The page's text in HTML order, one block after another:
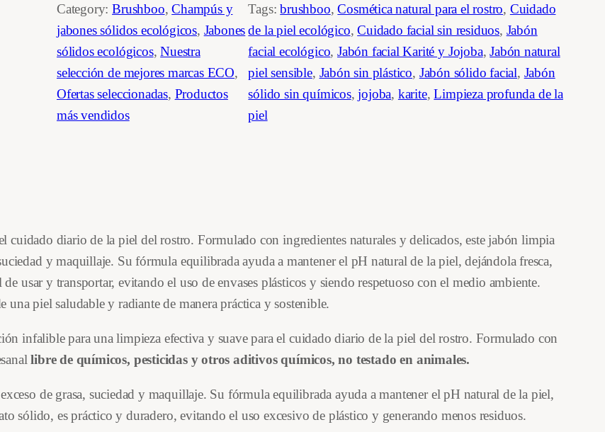
o
o
r
i
a
l
r
a
:
o
a
c
e
s
5
5
l
i
d
o
d
a
a
r
t
é
Category:Brushboo, Champús y
jabones sólidos ecológicos, Jabones
sólidos ecológicos, Nuestra
selección de mejores marcas ECO
Ofertas seleccionadas, Productos
más vendidos
Tags:brushboo, Cosmética natural para el rostro, Cuidado
de la piel ecológico, Cuidado facial sin residuos, Jabón
facial ecológico, Jabón facial Karité y Jojoba, Jabón natural
piel sensible, Jabón sin plástico, Jabón sólido facial, Jabón
sólido sin químicos, jojoba, karite, Limpieza profunda de la
piel
cuidado diario de la piel del rostro. Formulado con ingredientes naturales y delicados, este jabón limpia
y maquillaje. Su fórmula equilibrada ayuda a mantener el pH natural de la piel, dejándola fresca,
usar y transportar, evitando el uso de envases plásticos y siendo respetuoso con el medio ambiente.
piel saludable y radiante de manera práctica y sostenible.
infalible para una limpieza efectiva y suave para el cuidado diario de la piel del rostro. Formulado con
libre de químicos, pesticidas y otros aditivos químicos, no testado en animales.
de grasa, suciedad y maquillaje. Su fórmula equilibrada ayuda a mantener el pH natural de la piel,
sólido, es práctico y duradero, evitando el uso excesivo de plástico y generando menos residuos.